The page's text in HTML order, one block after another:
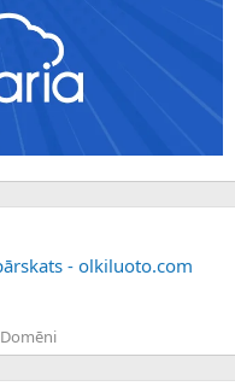
- olkiluoto.com